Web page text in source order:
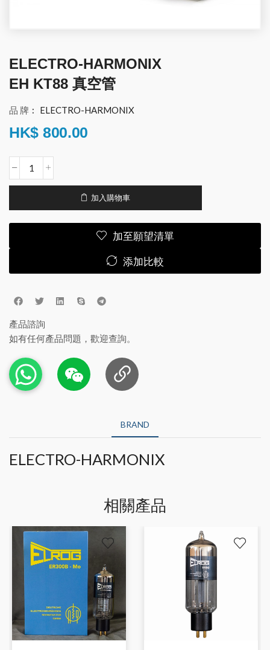
ELECTRO-HARMONIX
EH KT88 真空管
品 牌︰ ELECTRO-HARMONIX
HK$ 800.00
加入購物車
加至願望清單
添加比較
產品諮詢
如有任何產品問題，歡迎查詢。
BRAND
ELECTRO-HARMONIX
相關產品